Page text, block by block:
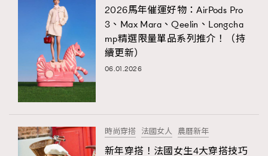
本人願意接收新傳媒集團的最新消息及其他宣傳資訊，本人同意
新傳媒集團使用本人的個人資料於任何推廣用途。
About us Collaboration Opportunity
| Japan | Portugal | Spain
2026馬年催運好物：AirPods Pro
3、Max Mara、Qeelin、Longcha
mp精選限量單品系列推介！（持
續更新）
06.01.2026
時尚穿搭 法國女人 農曆新年
新年穿搭！法國女生4大穿搭技巧